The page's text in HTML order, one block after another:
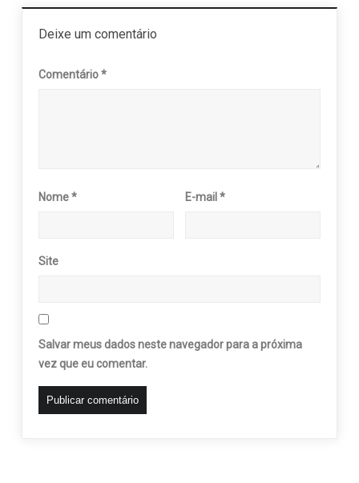
Deixe um comentário
Comentário*
Nome* E-mail*
Site
Salvar meus dados neste navegador para a próxima
vez que eu comentar.